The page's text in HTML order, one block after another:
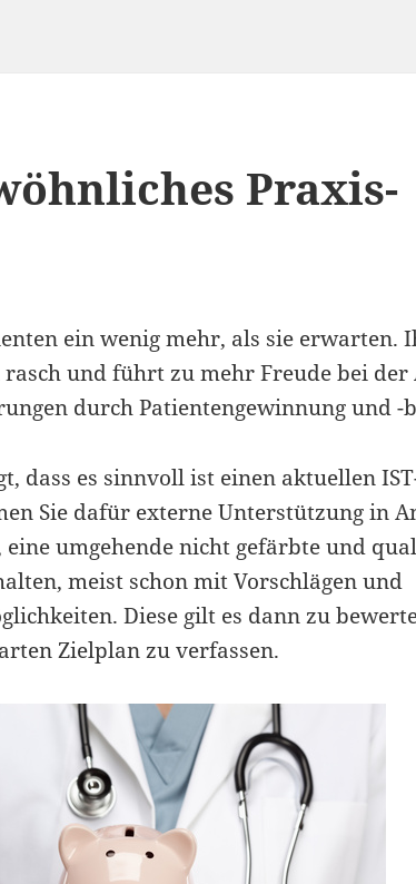
Praxis-
ein wenig mehr, als sie erwarten.
rasch und führt zu mehr Freude bei der
durch Patientengewinnung und -
dass es sinnvoll ist einen aktuellen
Sie dafür externe Unterstützung in
eine umgehende nicht gefärbte und
meist schon mit Vorschlägen und
Diese gilt es dann zu
Zielplan zu verfassen.